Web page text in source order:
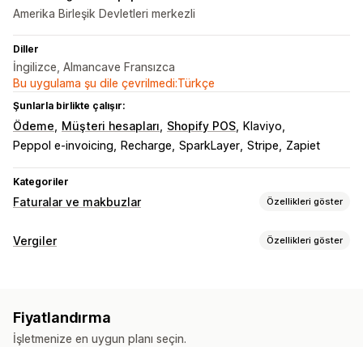
Amerika Birleşik Devletleri merkezli
Diller
İngilizce, Almancave Fransızca
Bu uygulama şu dile çevrilmedi:Türkçe
Şunlarla birlikte çalışır:
Ödeme Müşteri hesapları Shopify POS
Klaviyo
Peppol e-invoicing
Recharge SparkLayer Stripe Zapiet
Kategoriler
Faturalar ve makbuzlar Özellikleri göster
Belge türleri
Özelleştirme
Vergiler Özellikleri göster
Vergi hesaplama
Fiyatlandırma
İşletmenize en uygun planı seçin.